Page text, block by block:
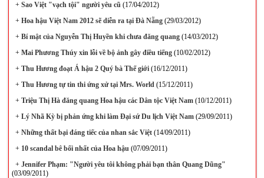
+Sao Việt "vạch tội" người yêu cũ(17/04/2012)
+Hoa hậu Việt Nam 2012 sẽ diễn ra tại Đà Nẵng(29/03/2012)
+Bí mật của Nguyễn Thị Huyền khi chưa đăng quang(14/03/2012)
+Mai Phương Thúy xin lỗi về bộ ảnh gây điều tiếng(10/02/2012)
+Thu Hương đoạt Á hậu 2 Quý bà Thế giới(16/12/2011)
+Thu Hương tự tin thi ứng xử tại Mrs. World(15/12/2011)
+Triệu Thị Hà đăng quang Hoa hậu các Dân tộc Việt Nam(10/12/2011)
+Lý Nhã Kỳ bị phản ứng khi làm Đại sứ Du lịch Việt Nam(29/09/2011)
+Những thất bại đáng tiếc của nhan sắc Việt(14/09/2011)
+10 scandal bê bối nhất của Hoa hậu(07/09/2011)
+Jennifer Phạm: "Người yêu tôi không phải bạn thân Quang Dũng"
(03/09/2011)